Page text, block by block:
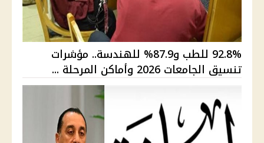
92.8% للطب و87.9% للهندسة.. مؤشرات
تنسيق الجامعات 2026 وأماكن المرحلة ...